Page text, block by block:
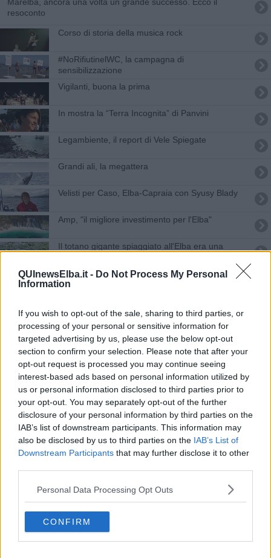
QUInewsElba.it - Do Not Process My Personal
Information
If you wish to opt-out of the sale, sharing to third parties, or
processing of your personal or sensitive information for
targeted advertising by us, please use the below opt-out
section to confirm your selection. Please note that after your
opt-out request is processed you may continue seeing
interest-based ads based on personal information utilized by
us or personal information disclosed to third parties prior to
your opt-out. You may separately opt-out of the further
disclosure of your personal information by third parties on the
IAB’s list of downstream participants. This information may
also be disclosed by us to third parties on the IAB’s List of
Downstream Participants that may further disclose it to other
Personal Data Processing Opt Outs
CONFIRM
resoconto
​Corso di storia della musica rock
#NoRifiutinelWC, la campagna di
sensibilizzazione
Vigilanti, buona la prima
​In mostra la “Terra Incognita” di Panvini
Legambiente, il report di Vele Spiegate
Grandi ali, la megattera
Velisti per Caso, Elba-Capraia con Syusy Blady
Amp, "il migliore investimento per l'Elba"
Il totano gigante spiaggiato all'Elba era una
Elba, immersione per monitorare il mare
​Cop 27, la sceneggiata sponsorizzata Coca-Cola
Laboratorio itinerante sul mare in attesa di Seif
La Capitaneria di porto a Puliamo Cavo
Seif, conclusa con successo l'edizione 2023
Andiamo verso l’ecofascismo?
​L’innalzamento delle acque del mare e l’erosione
delle spiagge
La vela oltre i limiti di Igor e Marco
Il negazionismo da vecchio (Old Denial) a nuovo
(New Denial)
​Il sollevamento dei mari e la Riforma dell’ONU